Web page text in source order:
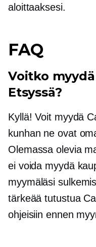
aloittaaksesi.
FAQ
Voitko
Etsyssä?
Kyllä! Voit myydä
kunhan ne ovat
Olemassa olevia
ei voida myydä
myymäläsi
tärkeää tutustua
ohjeisiin ennen